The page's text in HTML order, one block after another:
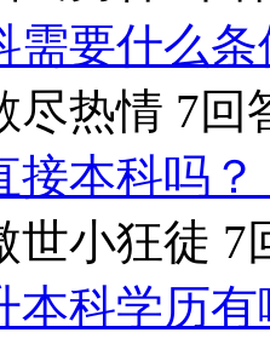
需要什么条
尽热情 7回
接本科吗？
世小狂徒 7
本科学历